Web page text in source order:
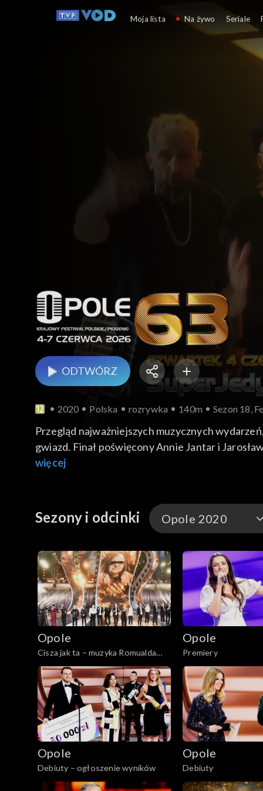
Opole
ODTWÓRZ
2020 Polska rozrywka 140m Sezon 18,
Przegląd najważniejszych muzycznych
gwiazd. Finał poświęcony Annie Jantar i
więcej
Sezony i odcinki Opole 2020
Opole 2026
Opole 2026 – występy
Opole 2025
Opole 2024
Opole 2024 – występy
Opole 2023
Opole 2022
Opole
Cisza jak ta – muzyka Romualda
Lipki
Opole
Premiery
Opole
Debiuty – ogłoszenie wyników
Opole
Debiuty
Moja lista Na żywo Seriale